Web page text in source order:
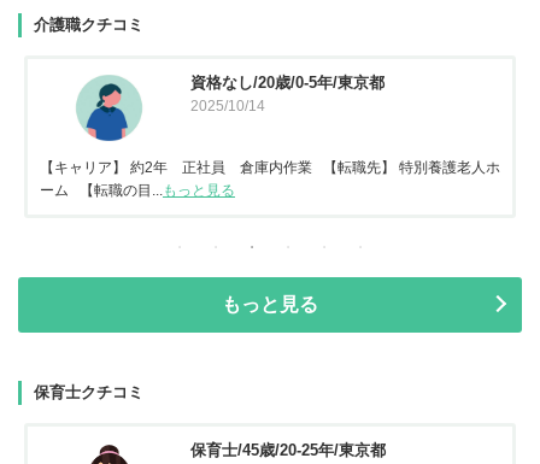
介護職クチコミ
資格なし/20歳/0-5年/東京都
2025/10/14
【キャリア】 約2年 正社員 倉庫内作業 【転職先】 特別養護老人ホ
ーム 【転職の目...もっと見る
もっと見る
保育士クチコミ
保育士/45歳/20-25年/東京都